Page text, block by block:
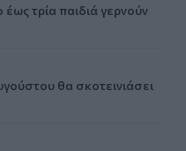
τρία παιδιά γερνούν
θα σκοτεινιάσει